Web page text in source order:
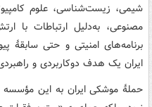
شیمی، زیست‌شناسی، علوم
برنامه‌های امنیتی و حتی سابقهٔ
ایران یک هدف دوکاربردی و
حملهٔ موشکی ایران به این